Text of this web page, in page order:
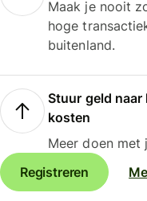
Maak je nooit
hoge
buitenland.
Stuur geld
kosten
Meer doen met
Registreren